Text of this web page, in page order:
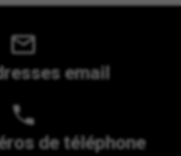
email
de téléphone